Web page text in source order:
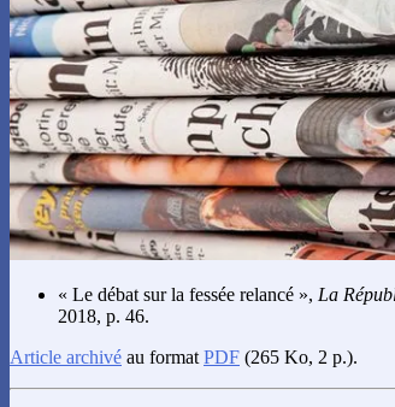
« Le débat sur la fessée relancé », La
2018, p. 46.
Article archivé au format PDF (265 Ko, 2 p.).